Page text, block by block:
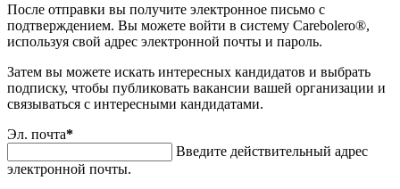
После отправки вы получите электронное письмо с
подтверждением. Вы можете войти в систему Carebolero®,
используя свой адрес электронной почты и пароль.
Затем вы можете искать интересных кандидатов и выбрать
подписку, чтобы публиковать вакансии вашей организации и
связываться с интересными кандидатами.
Эл. почта*
Введите действительный адрес
электронной почты.